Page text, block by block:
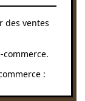
des ventes
commerce.
: